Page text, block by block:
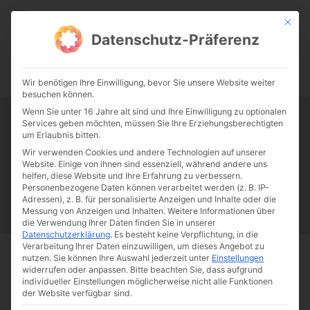
CATHWALK.DE
0:00 -:--
Tag:Fastenzeit
Papst Franziskus Ehe Sex Liebe Familie
Katholizismus
Franziskus
50 Jahre Humanae vitae Katholische Kirche
Start Schlagworte Fastenzeit
Mit
Datenschutz-Präferenz
Wir benötigen Ihre Einwilligung, bevor Sie unsere Website weiter
besuchen können.
Wenn Sie unter 16 Jahre alt sind und Ihre Einwilligung zu optionalen
Services geben möchten, müssen Sie Ihre Erziehungsberechtigten
um Erlaubnis bitten.
Wir verwenden Cookies und andere Technologien auf unserer
Website. Einige von ihnen sind essenziell, während andere uns
helfen, diese Website und Ihre Erfahrung zu verbessern.
Personenbezogene Daten können verarbeitet werden (z. B. IP-
Adressen), z. B. für personalisierte Anzeigen und Inhalte oder die
Messung von Anzeigen und Inhalten. Weitere Informationen über
die Verwendung Ihrer Daten finden Sie in unserer
Datenschutzerklärung. Es besteht keine Verpflichtung, in die
Verarbeitung Ihrer Daten einzuwilligen, um dieses Angebot zu
nutzen. Sie können Ihre Auswahl jederzeit unter Einstellungen
widerrufen oder anpassen. Bitte beachten Sie, dass aufgrund
individueller Einstellungen möglicherweise nicht alle Funktionen
der Website verfügbar sind.